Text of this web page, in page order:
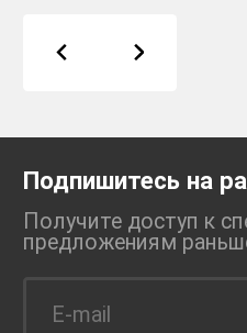
Подпишитесь на
Получите доступ к
предложениям